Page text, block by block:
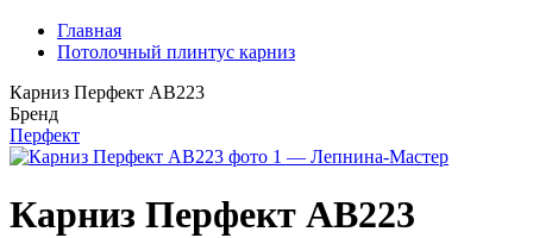
Главная
Потолочный плинтус карниз
Карниз Перфект AB223
Бренд
Перфект
Карниз Перфект AB223